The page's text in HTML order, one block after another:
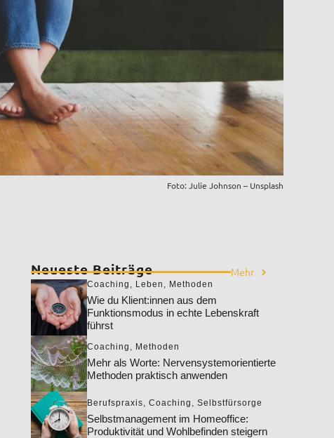
Foto: Julie Johnson – Unsplash
Neueste Beiträge Mehr
Coaching Leben Methoden
Wie du Klient:innen aus dem
Funktionsmodus in echte Lebenskraft
führst
Coaching Methoden
Mehr als Worte: Nervensystemorientierte
Methoden praktisch anwenden
Berufspraxis Coaching Selbstfürsorge
Selbstmanagement im Homeoffice:
Produktivität und Wohlbefinden steigern